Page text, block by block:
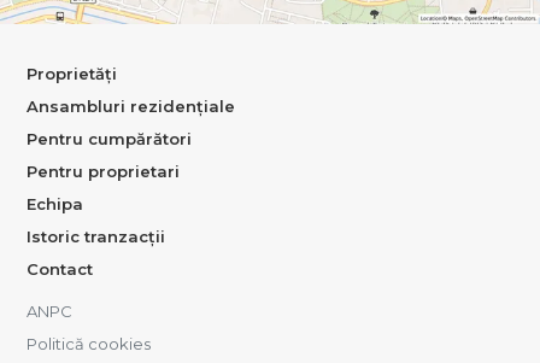
Proprietăți
Ansambluri rezidențiale
Pentru cumpărători
Pentru proprietari
Echipa
Istoric tranzacții
Contact
ANPC
Politică cookies